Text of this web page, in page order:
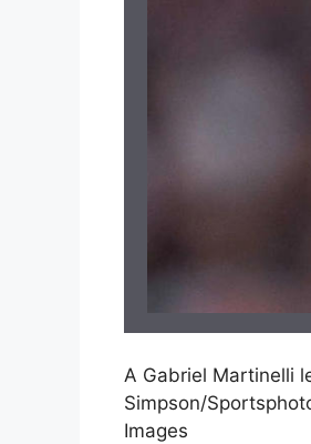
A Gabriel Martinelli
Simpson/
Images